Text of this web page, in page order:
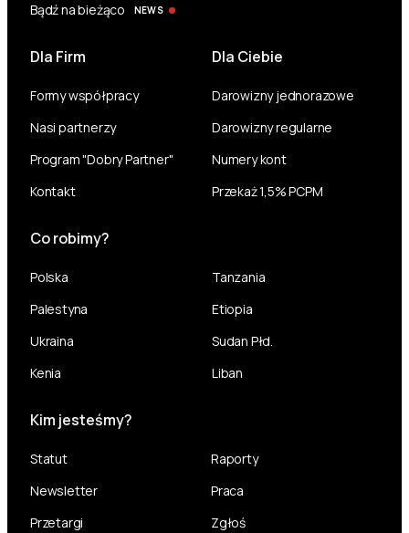
Bądź na bieżąco
NEWS
Dla Firm
Formy współpracy
Nasi partnerzy
Program "Dobry Partner"
Kontakt
Dla Ciebie
Darowizny jednorazowe
Darowizny regularne
Numery kont
Przekaż 1,5% PCPM
Co robimy?
Polska
Palestyna
Ukraina
Kenia
Tanzania
Etiopia
Sudan Płd.
Liban
Kim jesteśmy?
Statut
Raporty
Newsletter
Praca
Przetargi
Zgłoś